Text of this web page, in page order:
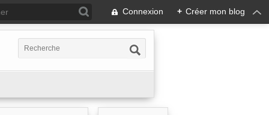
Connexion + Créer mon blog